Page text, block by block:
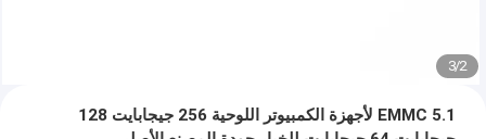
2
/
3
EMMC 5.1 لأجهزة الكمبيوتر اللوحية 256 جيجابايت 128